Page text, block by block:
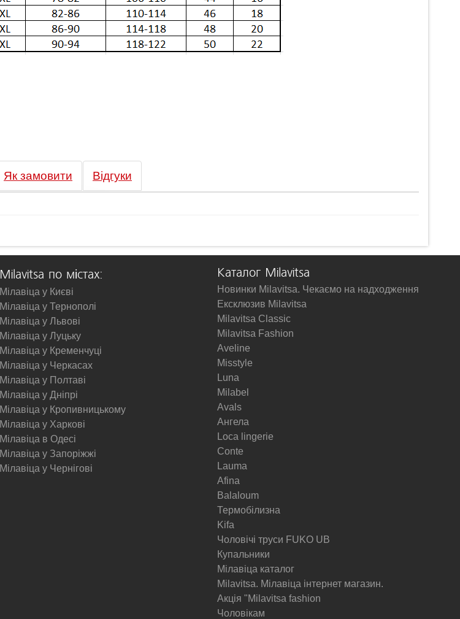
Як замовити Відгуки
Milavitsa по містах:
Мілавіца у Києві
Мілавіца у Тернополі
Мілавіца у Львові
Мілавіца у Луцьку
Мілавіца у Кременчуці
Мілавіца у Черкасах
Мілавіца у Полтаві
Мілавіца у Дніпрі
Мілавіца у Кропивницькому
Мілавіца у Харкові
Мілавіца в Одесі
Мілавіца у Запоріжжі
Мілавіца у Чернігові
Каталог Milavitsa
Новинки Milavitsa. Чекаємо на надходження
Ексклюзив Milavitsa
Milavitsa Classic
Milavitsa Fashion
Aveline
Misstyle
Luna
Milabel
Avals
Ангела
Loca lingerie
Conte
Lauma
Afina
Balaloum
Термобілизна
Kifa
Чоловічі труси FUKO UB
Купальники
Мілавіца каталог
Milavitsa. Мілавіца інтернет магазин.
Акція "Milavitsa fashion
Чоловікам